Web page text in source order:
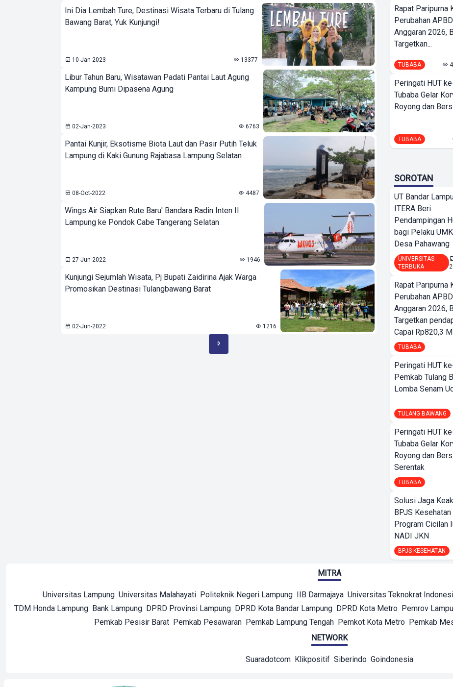
Ini Dia Lembah Ture, Destinasi Wisata Terbaru di Tulang
Bawang Barat, Yuk Kunjungi!
10-Jan-2023 13377
Libur Tahun Baru, Wisatawan Padati Pantai Laut Agung
Kampung Bumi Dipasena Agung
02-Jan-2023 6763
Pantai Kunjir, Eksotisme Biota Laut dan Pasir Putih Teluk
Lampung di Kaki Gunung Rajabasa Lampung Selatan
08-Oct-2022 4487
Wings Air Siapkan Rute Baru' Bandara Radin Inten II
Lampung ke Pondok Cabe Tangerang Selatan
27-Jun-2022 1946
Kunjungi Sejumlah Wisata, Pj Bupati Zaidirina Ajak Warga
Promosikan Destinasi Tulangbawang Barat
02-Jun-2022 1216
Rapat Paripurna
Perubahan
Anggaran 2026,
Targetkan...
TUBABA
Peringati HUT
Tubaba Gelar
Royong dan
TUBABA
SOROTAN
UT Bandar
ITERA Beri
Pendampingan
bagi Pelaku
Desa Pahawang
UNIVERSITAS
TERBUKA
Rapat Paripurna
Perubahan
Anggaran 2026,
Targetkan
Capai Rp820,3
TUBABA
Peringati HUT
Pemkab Tulang
Lomba Senam
TULANG BAWANG
Peringati HUT
Tubaba Gelar
Royong dan
Serentak
TUBABA
Solusi Jaga
BPJS Kesehatan
Program Cicilan
NADI JKN
BPJS KESEHATAN
MITRA
Universitas Lampung Universitas Malahayati Politeknik Negeri Lampung IIB Darmajaya Universitas Teknokrat
TDM Honda Lampung Bank Lampung DPRD Provinsi Lampung DPRD Kota Bandar Lampung DPRD Kota Metro Pemrov
Pemkab Pesisir Barat Pemkab Pesawaran Pemkab Lampung Tengah Pemkot Kota Metro Pemkab
NETWORK
Suaradotcom Klikpositif Siberindo Goindonesia